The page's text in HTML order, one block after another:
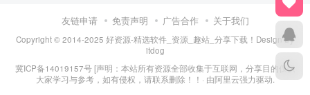
友链申请 免责声明 广告合作 关于我们
Copyright © 2014-2025 好资源-精选软件_资源_趣站_分享下载！Design By
itdog
冀ICP备14019157号[声明：本站所有资源全部收集于互联网，分享目的仅供
大家学习与参考，如有侵权，请联系删除！！· 由阿里云强力驱动.